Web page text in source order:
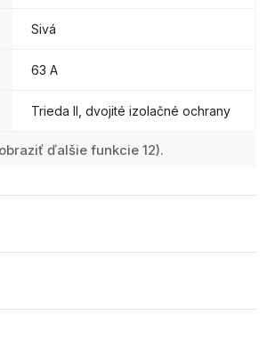
Sivá
63 A
Trieda II, dvojité izolačné ochrany
ďalšie funkcie 12).